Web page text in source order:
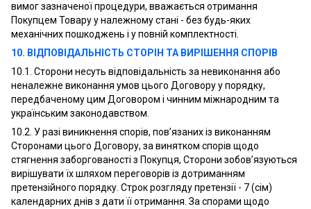
вимог зазначеної процедури, вважається отримання
Покупцем Товару у належному стані - без будь-яких
механічних пошкоджень і у повній комплектності.
10. ВІДПОВІДАЛЬНІСТЬ СТОРІН ТА ВИРІШЕННЯ СПОРІВ
10.1. Сторони несуть відповідальність за невиконання або
неналежне виконання умов цього Договору у порядку,
передбаченому цим Договором і чинним міжнародним та
українським законодавством.
10.2. У разі виникнення спорів, пов’язаних із виконанням
Сторонами цього Договору, за винятком спорів щодо
стягнення заборгованості з Покупця, Сторони зобов’язуються
вирішувати їх шляхом переговорів із дотриманням
претензійного порядку. Строк розгляду претензії - 7 (сім)
календарних днів з дати її отримання. За спорами щодо